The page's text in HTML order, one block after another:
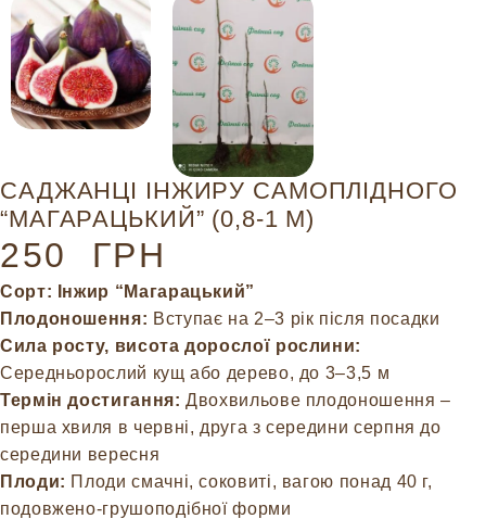
САДЖАНЦІ ІНЖИРУ САМОПЛІДНОГО
“МАГАРАЦЬКИЙ” (0,8-1 М)
250 ГРН
Сорт: Інжир “Магарацький”
Плодоношення: Вступає на 2–3 рік після посадки
Сила росту, висота дорослої рослини:
Середньорослий кущ або дерево, до 3–3,5 м
Термін достигання: Двохвильове плодоношення –
перша хвиля в червні, друга з середини серпня до
середини вересня
Плоди: Плоди смачні, соковиті, вагою понад 40 г,
подовжено-грушоподібної форми